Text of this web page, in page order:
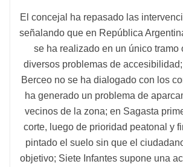
El concejal ha repasado las
señalando que en República
se ha realizado en un único tramo
diversos problemas de
Berceo no se ha dialogado con los
ha generado un problema de
vecinos de la zona; en Sagasta
corte, luego de prioridad peatonal y
pintado el suelo sin que el
objetivo; Siete Infantes supone una